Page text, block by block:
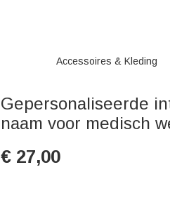
Accessoires & Kleding
Gepersonaliseerde
naam voor medisch
€ 27,00